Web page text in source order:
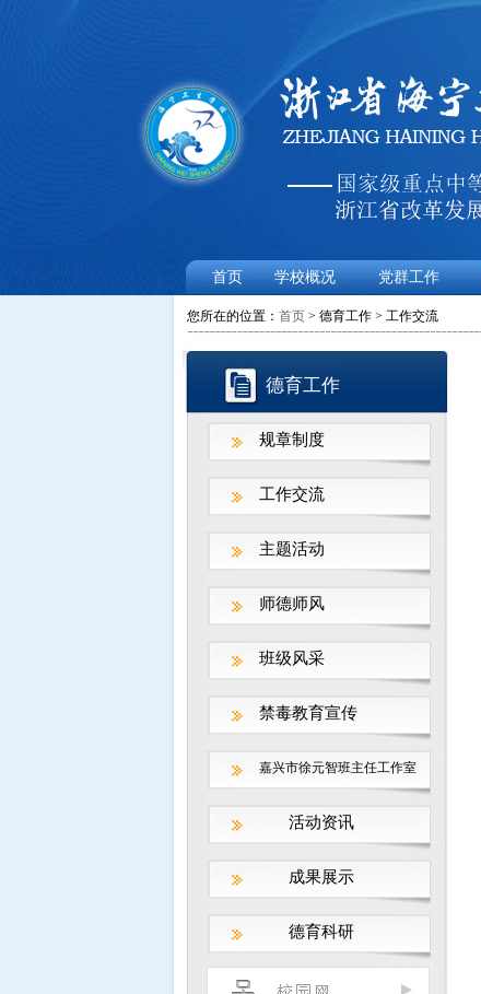
首页 学校概况 党群工作
您所在的位置： 首页 > 德育工作 > 工作交流
德育工作
规章制度
工作交流
主题活动
师德师风
班级风采
禁毒教育宣传
嘉兴市徐元智班主任工作室
活动资讯
成果展示
德育科研
钱江潮网-反邪教宣教